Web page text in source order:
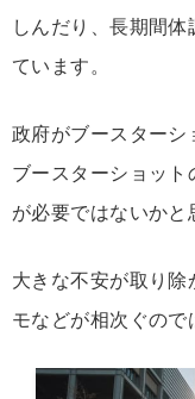
しんだり、長期間
ています。
政府がブースターシ
ブースターショッ
が必要ではないかと
大きな不安が取り
モなどが相次ぐので